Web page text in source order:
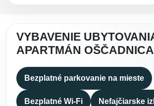
VYBAVENIE
APARTMÁN OŠČADNICA
Bezplatné parkovanie na mieste
Bezplatné Wi-Fi Nefajčiarske